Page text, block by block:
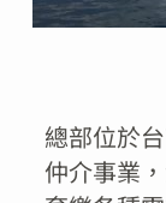
總部位於
仲介事業